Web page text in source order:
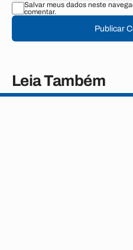
Salvar meus dados neste
comentar.
Publicar
Leia Também